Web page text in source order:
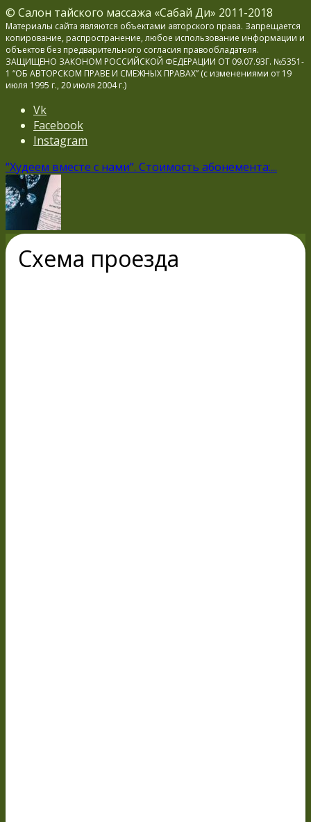
© Салон тайского массажа «Сабай Ди» 2011-2018
Материалы сайта являются объектами авторского права. Запрещается
копирование, распространение, любое использование информации и
объектов без предварительного согласия правообладателя.
ЗАЩИЩЕНО ЗАКОНОМ РОССИЙСКОЙ ФЕДЕРАЦИИ ОТ 09.07.93Г. №5351-
1 “ОБ АВТОРСКОМ ПРАВЕ И СМЕЖНЫХ ПРАВАХ” (с изменениями от 19
июля 1995 г., 20 июля 2004 г.)
Vk
Facebook
Instagram
“Худеем вместе с нами”. Стоимость абонемента:...
Схема проезда